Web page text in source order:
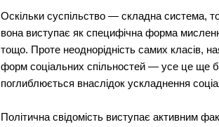
Оскільки суспільство — складна система,
вона виступає як специфічна форма
тощо. Проте неоднорідність самих класів,
форм соціальних спільностей — усе це ще
поглиблюється внаслідок ускладнення
Політична свідомість виступає активним